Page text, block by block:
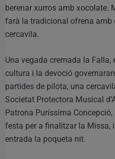
berenar xurros amb xocolate.
farà la tradicional ofrena amb
cercavila.
Una vegada cremada la Falla,
cultura i la devoció
partides de pilota, una
Societat Protectora Musical
Patrona Puríssima
festa per a finalitzar la Missa,
entrada la poqueta nit.